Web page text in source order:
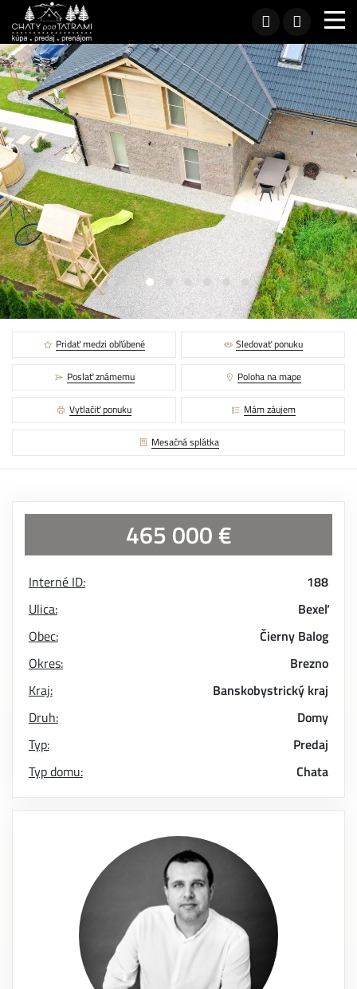
Pridať medzi obľúbené Sledovať ponuku
Poslať známemu Poloha na mape
Vytlačiť ponuku Mám záujem
Mesačná splátka
465 000 €
Interné ID:
188
Ulica:
Bexeľ
Obec:
Čierny Balog
Okres:
Brezno
Kraj:
Banskobystrický kraj
Druh:
Domy
Typ:
Predaj
Typ domu:
Chata